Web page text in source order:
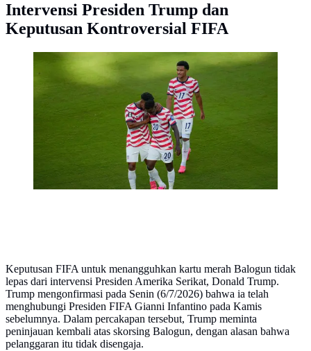
Intervensi Presiden Trump dan
Keputusan Kontroversial FIFA
Pemain Amerika Serikat, Folarin Balogun (20),
merayakan gol dalam pertandingan babak 32 besar
Piala Dunia 2026 melawan Bosnia dan Herzegovina di
Santa Clara, California, dekat San Francisco, Kamis
(2/7/2026). (AP Photo/Jeff Chiu)
Keputusan FIFA untuk menangguhkan kartu merah Balogun tidak
lepas dari intervensi Presiden Amerika Serikat, Donald Trump.
Trump mengonfirmasi pada Senin (6/7/2026) bahwa ia telah
menghubungi Presiden FIFA Gianni Infantino pada Kamis
sebelumnya. Dalam percakapan tersebut, Trump meminta
peninjauan kembali atas skorsing Balogun, dengan alasan bahwa
pelanggaran itu tidak disengaja.